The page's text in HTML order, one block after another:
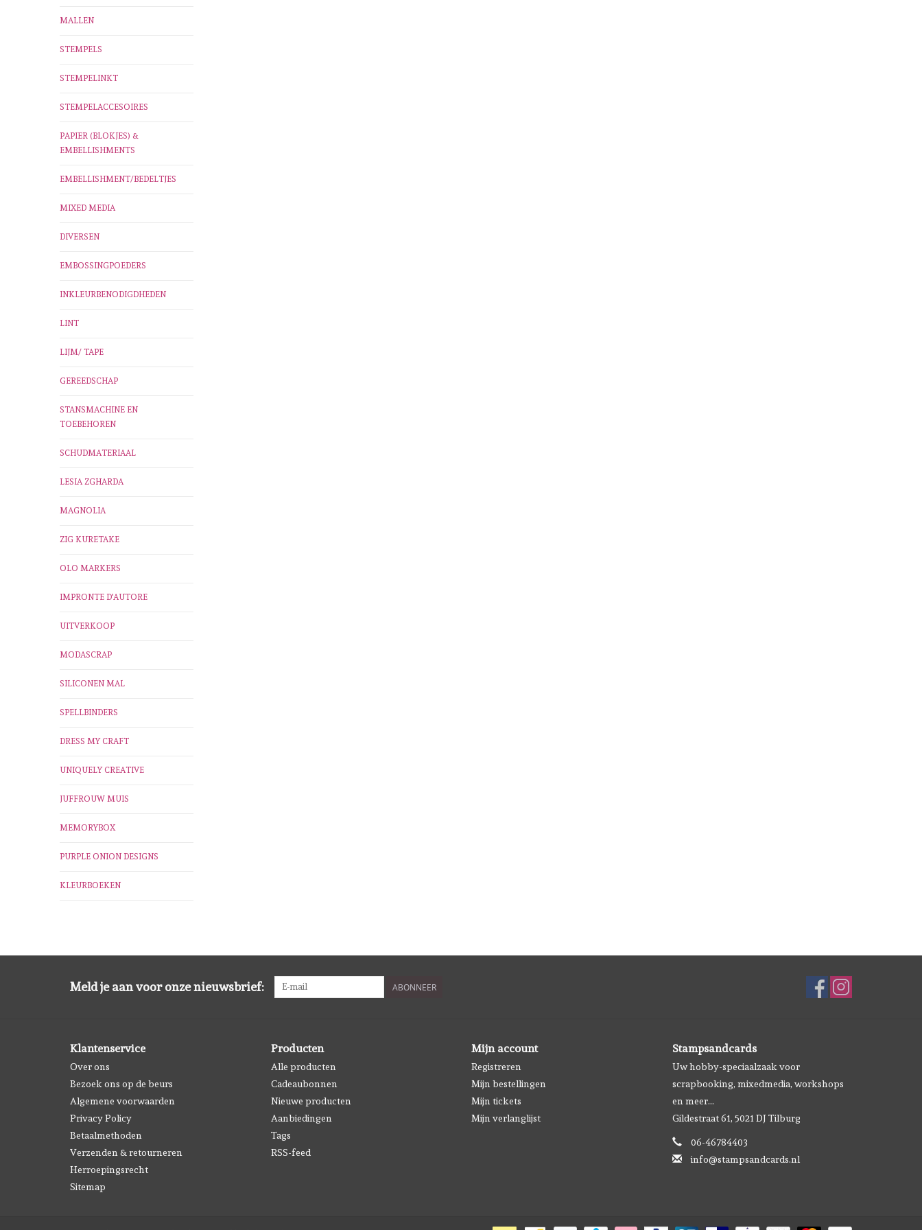
MALLEN
STEMPELS
STEMPELINKT
STEMPELACCESOIRES
PAPIER (BLOKJES) &
EMBELLISHMENTS
EMBELLISHMENT/BEDELTJES
MIXED MEDIA
DIVERSEN
EMBOSSINGPOEDERS
INKLEURBENODIGDHEDEN
LINT
LIJM/ TAPE
GEREEDSCHAP
STANSMACHINE EN
TOEBEHOREN
SCHUDMATERIAAL
LESIA ZGHARDA
MAGNOLIA
ZIG KURETAKE
OLO MARKERS
IMPRONTE D'AUTORE
UITVERKOOP
MODASCRAP
SILICONEN MAL
SPELLBINDERS
DRESS MY CRAFT
UNIQUELY CREATIVE
JUFFROUW MUIS
MEMORYBOX
PURPLE ONION DESIGNS
KLEURBOEKEN
Meld je aan voor onze nieuwsbrief: ABONNEER
Klantenservice
Over ons
Bezoek ons op de beurs
Algemene voorwaarden
Privacy Policy
Betaalmethoden
Verzenden & retourneren
Herroepingsrecht
Sitemap
Producten
Alle producten
Cadeaubonnen
Nieuwe producten
Aanbiedingen
Tags
RSS-feed
Mijn account
Registreren
Mijn bestellingen
Mijn tickets
Mijn verlanglijst
Stampsandcards
Uw hobby-speciaalzaak voor
scrapbooking, mixedmedia, workshops
en meer...
Gildestraat 61, 5021 DJ Tilburg
06-46784403
info@stampsandcards.nl